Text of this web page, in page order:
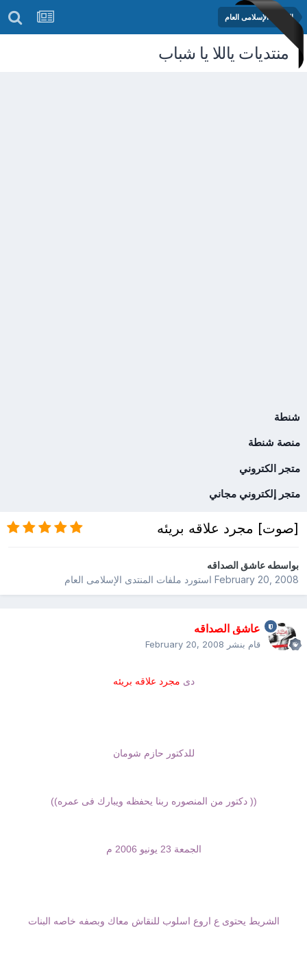
المنتدى الإسلامى العام
منتديات ياللا يا شباب
شنطة
منصة شنطة
متجر الكتروني
متجر إلكتروني مجاني
[صوت] مجرد علاقه بريئه
بواسطهعاشق الصداقه
February 20, 2008استورد ملفات المنتدى الإسلامى العام
عاشق الصداقه
قام بنشر February 20, 2008
دى مجرد علاقه بريئه
للدكتور حازم شومان
(( دكتور من المنصوره ربنا يحفظه ويبارك فى عمره))
الجمعة 23 يونيو 2006 م
الشريط يحتوى ع اروع اسلوب للنقاش معاك وبصفه خاصه البنات